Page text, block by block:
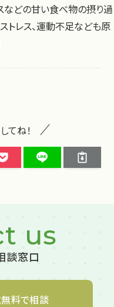
などの甘い食べ物の摂り過
トレス、運動不足なども原
てね！
us
談窓口
無料で相談